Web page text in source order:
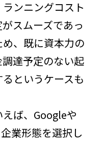
ンニングコスト
スムーズであっ
、既に資本力の
達予定のない起
というケースも
ば、Googleや
業形態を選択し